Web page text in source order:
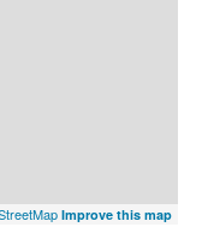
Improve this map